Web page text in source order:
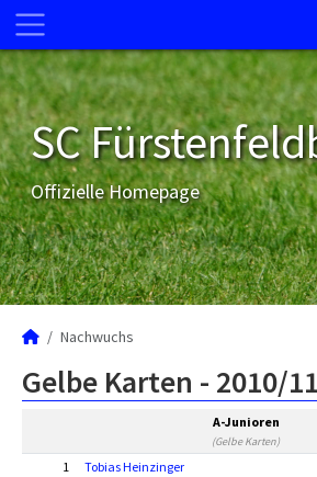
SC
Offizielle Homepage
Nachwuchs
Gelbe Karten - 2010/11
A-Junioren
(Gelbe Karten)
1 Tobias Heinzinger